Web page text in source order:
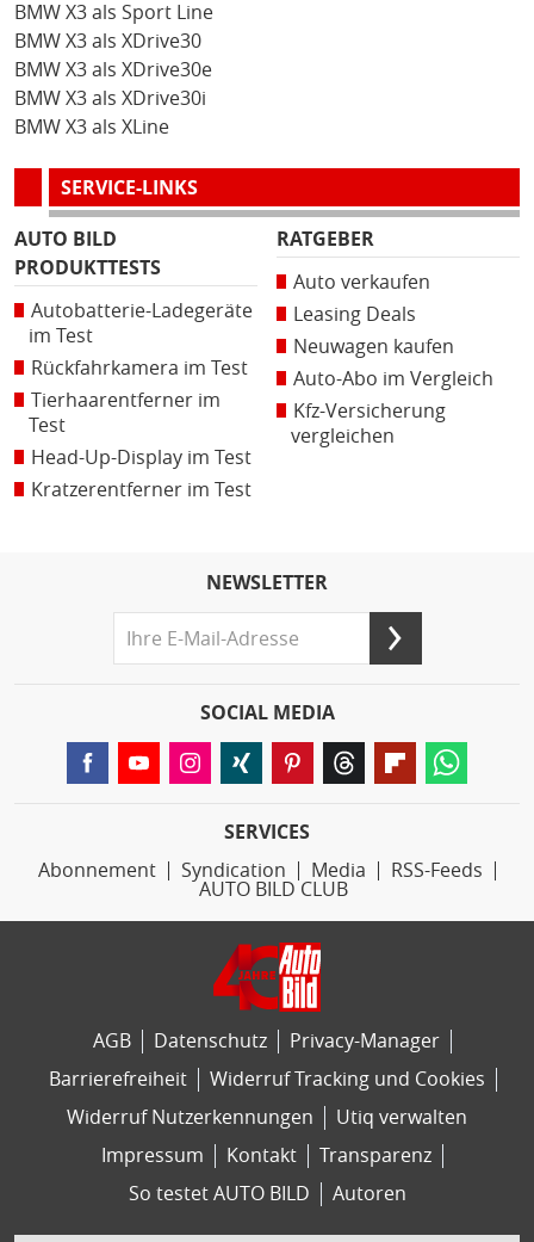
BMW X3 als Sport Line
BMW X3 als XDrive30
BMW X3 als XDrive30e
BMW X3 als XDrive30i
BMW X3 als XLine
SERVICE-LINKS
AUTO BILD
PRODUKTTESTS
Autobatterie-Ladegeräte
im Test
Rückfahrkamera im Test
Tierhaarentferner im
Test
Head-Up-Display im Test
Kratzerentferner im Test
RATGEBER
Auto verkaufen
Leasing Deals
Neuwagen kaufen
Auto-Abo im Vergleich
Kfz-Versicherung
vergleichen
NEWSLETTER
SOCIAL MEDIA
SERVICES
Abonnement
Syndication Media
RSS-Feeds
AUTO BILD CLUB
AGB Datenschutz
Privacy-Manager
Barrierefreiheit
Widerruf Tracking und Cookies
Widerruf Nutzerkennungen
Utiq verwalten
Impressum
Kontakt
Transparenz
So testet AUTO BILD
Autoren